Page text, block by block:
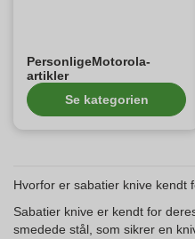
PersonligeMotorola-
artikler
Se kategorien
Hvorfor er sabatier knive kendt
Sabatier knive er kendt for
smedede stål, som sikrer en